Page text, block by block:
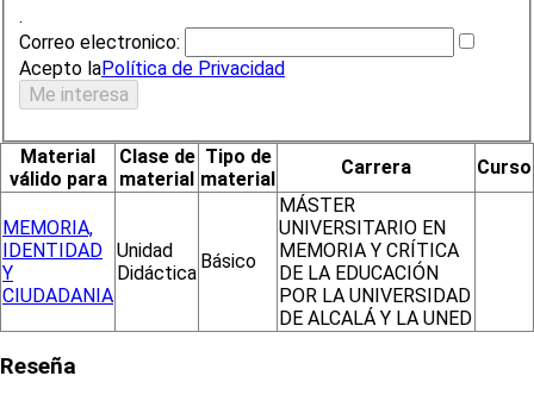
.
Correo electronico:
Acepto laPolítica de Privacidad
Material
válido para
Clase de
material
Tipo de
material
Carrera Curso
MEMORIA,
IDENTIDAD
Y
CIUDADANIA
Unidad
Didáctica
Básico
MÁSTER
UNIVERSITARIO EN
MEMORIA Y CRÍTICA
DE LA EDUCACIÓN
POR LA UNIVERSIDAD
DE ALCALÁ Y LA UNED
Reseña